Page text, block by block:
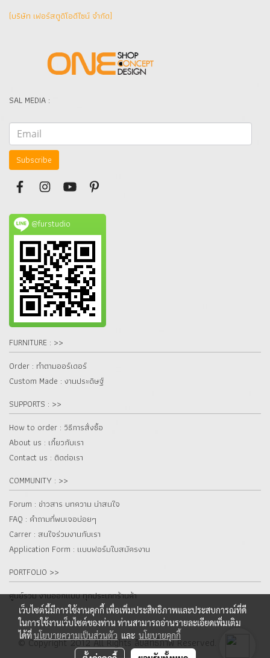
(บริษัท เฟอร์สตูดิโอดีไซน์ จำกัด]
SAL MEDIA :
Subscribe
@furstudio
FURNITURE : >>
Order : ทำตามออร์เดอร์
Custom Made : งานประดิษฐ์
SUPPORTS : >>
How to order : วิธีการสั่งซื้อ
About us : เกี๋ยวกับเรา
Contact us : ติดต่อเรา
COMMUNITY : >>
Forum : ข่าวสาร บทความ น่าสนใจ
FAQ : คำถามที่พบเจอบ่อยๆ
Carrer : สนใจร่วมงานกับเรา
Application Form : แบบฟอร์มใบสมัครงาน
PORTFOLIO >>
ศูนย์รวม งานออกแบบ ทุกประเภทร้านค้า
© Copyright 2012 All Rights ลิขสิทธิ์ภาพ Reserved. fur.co.th
เว็บไซต์นี้มีการใช้งานคุกกี้ เพื่อเพิ่มประสิทธิภาพและประสบการณ์ที่ดี
ในการใช้งานเว็บไซต์ของท่าน ท่านสามารถอ่านรายละเอียดเพิ่มเติม
ได้ที่นโยบายความเป็นส่วนตัว และ นโยบายคุกกี้